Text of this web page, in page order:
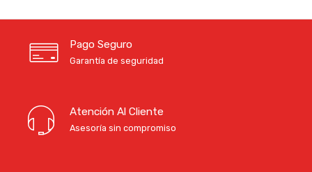
Pago Seguro
Garantía de seguridad
Atención Al Cliente
Asesoría sin compromiso